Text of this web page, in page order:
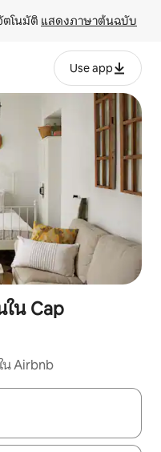
ตโนมัติ แสดงภาษาต้นฉบับ
Use app
น Cap
Airbnb
ด เพื่อสำรวจผลการค้นหา